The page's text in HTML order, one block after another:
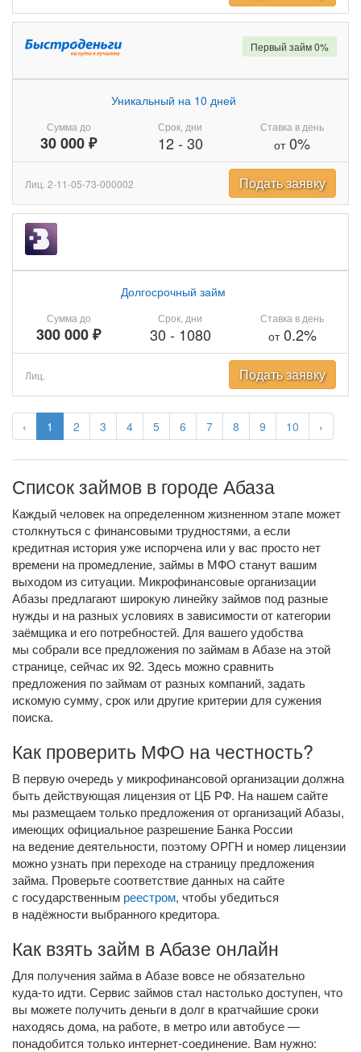
‹ 1 2 3 4 5 6 7 8 9 10 ›
Сумма до
30 000 ₽
Уникальный на 10 дней
Срок, дни
12- 30
Ставка в день
от0%
Первый займ 0%
Лиц. 2-11-05-73-000002 Подать заявку
Сумма до
300 000 ₽
Долгосрочный займ
Срок, дни
30 - 1080
Ставка в день
от0.2%
Лиц. Подать заявку
Список займов в городе Абаза
Каждый человек на определенном жизненном этапе может
столкнуться с финансовыми трудностями, а если
кредитная история уже испорчена или у вас просто нет
времени на промедление, займы в МФО станут вашим
выходом из ситуации. Микрофинансовые организации
Абазы предлагают широкую линейку займов под разные
нужды и на разных условиях в зависимости от категории
заёмщика и его потребностей. Для вашего удобства
мы собрали все предложения по займам в Абазе на этой
странице, сейчас их 92. Здесь можно сравнить
предложения по займам от разных компаний, задать
искомую сумму, срок или другие критерии для сужения
поиска.
Как проверить МФО на честность?
В первую очередь у микрофинансовой организации должна
быть действующая лицензия от ЦБ РФ. На нашем сайте
мы размещаем только предложения от организаций Абазы,
имеющих официальное разрешение Банка России
на ведение деятельности, поэтому ОРГН и номер лицензии
можно узнать при переходе на страницу предложения
займа. Проверьте соответствие данных на сайте
с государственным реестром, чтобы убедиться
в надёжности выбранного кредитора.
Как взять займ в Абазе онлайн
Для получения займа в Абазе вовсе не обязательно
куда-то идти. Сервис займов стал настолько доступен, что
вы можете получить деньги в долг в кратчайшие сроки
находясь дома, на работе, в метро или автобусе —
понадобится только интернет-соединение. Вам нужно: